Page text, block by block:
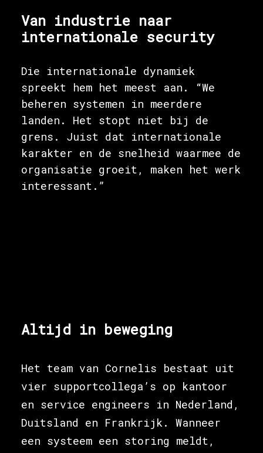
Van industrie naar
internationale security
Die internationale dynamiek
spreekt hem het meest aan. “We
beheren systemen in meerdere
landen. Het stopt niet bij de
grens. Juist dat internationale
karakter en de snelheid waarmee de
organisatie groeit, maken het werk
interessant.”
Altijd in beweging
Het team van Cornelis bestaat uit
vier supportcollega’s op kantoor
en service engineers in Nederland,
Duitsland en Frankrijk. Wanneer
een systeem een storing meldt,